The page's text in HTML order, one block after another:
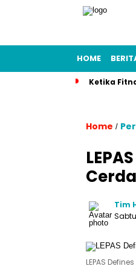
HOME
Ketika
Home /
Tim
LEPAS